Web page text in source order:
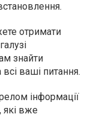
отримати
знайти
всі ваші питання.
інформації
які вже